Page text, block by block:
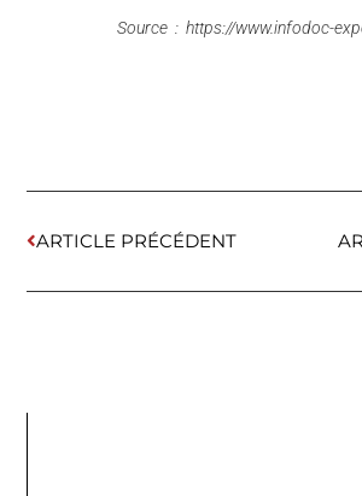
Source : https://www.infodoc-
ARTICLE PRÉCÉDENT